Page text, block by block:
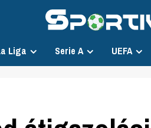
Liga Serie A UEFA